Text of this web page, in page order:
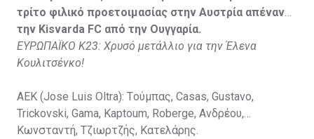
Vida, Otvos, Lucas, Camas, Mesanovic.
τρίτο φιλικό προετοιμασίας στην Αυστρία απέναντι
την Kisvarda FC από την Ουγγαρία.
ΕΥΡΩΠΑΪΚΟ Κ23: Χρυσό μετάλλιο για την Έλενα
Κουλιτσένκο!
ΑΕΚ (Jose Luis Oltra): Tούμπας, Casas, Gustavo,
Trickovski, Gama, Κaptoum, Roberge, Aνδρέου,
Κωνσταντή, Τζιωρτζής, Κατελάρης.